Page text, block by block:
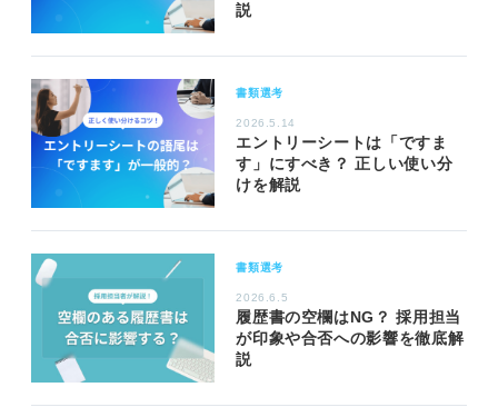
説
書類選考
2026.5.14
エントリーシートは「ですま
す」にすべき？ 正しい使い分
けを解説
書類選考
2026.6.5
履歴書の空欄はNG？ 採用担当
が印象や合否への影響を徹底解
説